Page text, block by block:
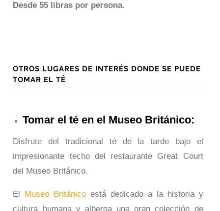
Desde 55 libras por persona.
OTROS LUGARES DE INTERÉS DONDE SE PUEDE
TOMAR EL TÉ
Tomar el té en el Museo Británico:
Disfrute del tradicional té de la tarde bajo el
impresionante techo del restaurante Great Court
del Museo Británico.
El Museo Británico está dedicado a la historia y
cultura humana y alberga una gran colección de